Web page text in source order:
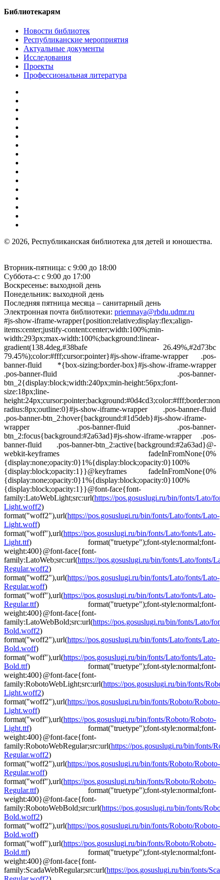
Библиотекарям
Новости библиотек
Республиканские мероприятия
Актуальные документы
Исследования
Проекты
Профессиональная литература
© 2026, Республиканская библиотека для детей и юношества.
Вторник-пятница: с 9:00 до 18:00
Суббота-с: с 9:00 до 17:00
Воскресенье: выходной день
Понедельник: выходной день
Последняя пятница месяца – санитарный день
Электронная почта библиотеки: priemnaya@rbdu.udmr.ru
#js-show-iframe-wrapper{position:relative;display:flex;align-
items:center;justify-content:center;width:100%;min-
width:293px;max-width:100%;background:linear-
gradient(138.4deg,#38bafe 26.49%,#2d73bc
79.45%);color:#fff;cursor:pointer}#js-show-iframe-wrapper .pos-
banner-fluid *{box-sizing:border-box}#js-show-iframe-wrapper
.pos-banner-fluid .pos-banner-
btn_2{display:block;width:240px;min-height:56px;font-
size:18px;line-
radius:8px;outline:0}#js-show-iframe-wrapper .pos-banner-fluid
.pos-banner-btn_2:hover{background:#1d5deb}#js-show-iframe-
wrapper .pos-banner-fluid .pos-banner-
btn_2:focus{background:#2a63ad}#js-show-iframe-wrapper .pos-
banner-fluid .pos-banner-btn_2:active{background:#2a63ad}@-
webkit-keyframes fadeInFromNone{0%
{display:none;opacity:0}1%{display:block;opacity:0}100%
{display:block;opacity:1}}@keyframes fadeInFromNone{0%
{display:none;opacity:0}1%{display:block;opacity:0}100%
{display:block;opacity:1}}@font-face{font-
family:LatoWebLight;src:url(https://pos.gosuslugi.ru/bin/fonts/Lato/
Light.woff2)
format("woff2"),url(https://pos.gosuslugi.ru/bin/fonts/Lato/fonts/Lato-
Light.woff)
format("woff"),url(https://pos.gosuslugi.ru/bin/fonts/Lato/fonts/Lato-
Light.ttf) format("truetype");font-style:normal;font-
weight:400}@font-face{font-
family:LatoWeb;src:url(https://pos.gosuslugi.ru/bin/fonts/Lato/fonts/
Regular.woff2)
format("woff2"),url(https://pos.gosuslugi.ru/bin/fonts/Lato/fonts/Lato-
Regular.woff)
format("woff"),url(https://pos.gosuslugi.ru/bin/fonts/Lato/fonts/Lato-
Regular.ttf) format("truetype");font-style:normal;font-
weight:400}@font-face{font-
family:LatoWebBold;src:url(https://pos.gosuslugi.ru/bin/fonts/Lato/
Bold.woff2)
format("woff2"),url(https://pos.gosuslugi.ru/bin/fonts/Lato/fonts/Lato-
Bold.woff)
format("woff"),url(https://pos.gosuslugi.ru/bin/fonts/Lato/fonts/Lato-
Bold.ttf) format("truetype");font-style:normal;font-
weight:400}@font-face{font-
family:RobotoWebLight;src:url(https://pos.gosuslugi.ru/bin/fonts/
Light.woff2)
format("woff2"),url(https://pos.gosuslugi.ru/bin/fonts/Roboto/Roboto-
Light.woff)
format("woff"),url(https://pos.gosuslugi.ru/bin/fonts/Roboto/Roboto-
Light.ttf) format("truetype");font-style:normal;font-
weight:400}@font-face{font-
family:RobotoWebRegular;src:url(https://pos.gosuslugi.ru/bin/fonts/
Regular.woff2)
format("woff2"),url(https://pos.gosuslugi.ru/bin/fonts/Roboto/Roboto-
Regular.woff)
format("woff"),url(https://pos.gosuslugi.ru/bin/fonts/Roboto/Roboto-
Regular.ttf) format("truetype");font-style:normal;font-
weight:400}@font-face{font-
family:RobotoWebBold;src:url(https://pos.gosuslugi.ru/bin/fonts/
Bold.woff2)
format("woff2"),url(https://pos.gosuslugi.ru/bin/fonts/Roboto/Roboto-
Bold.woff)
format("woff"),url(https://pos.gosuslugi.ru/bin/fonts/Roboto/Roboto-
Bold.ttf) format("truetype");font-style:normal;font-
weight:400}@font-face{font-
family:ScadaWebRegular;src:url(https://pos.gosuslugi.ru/bin/fonts/